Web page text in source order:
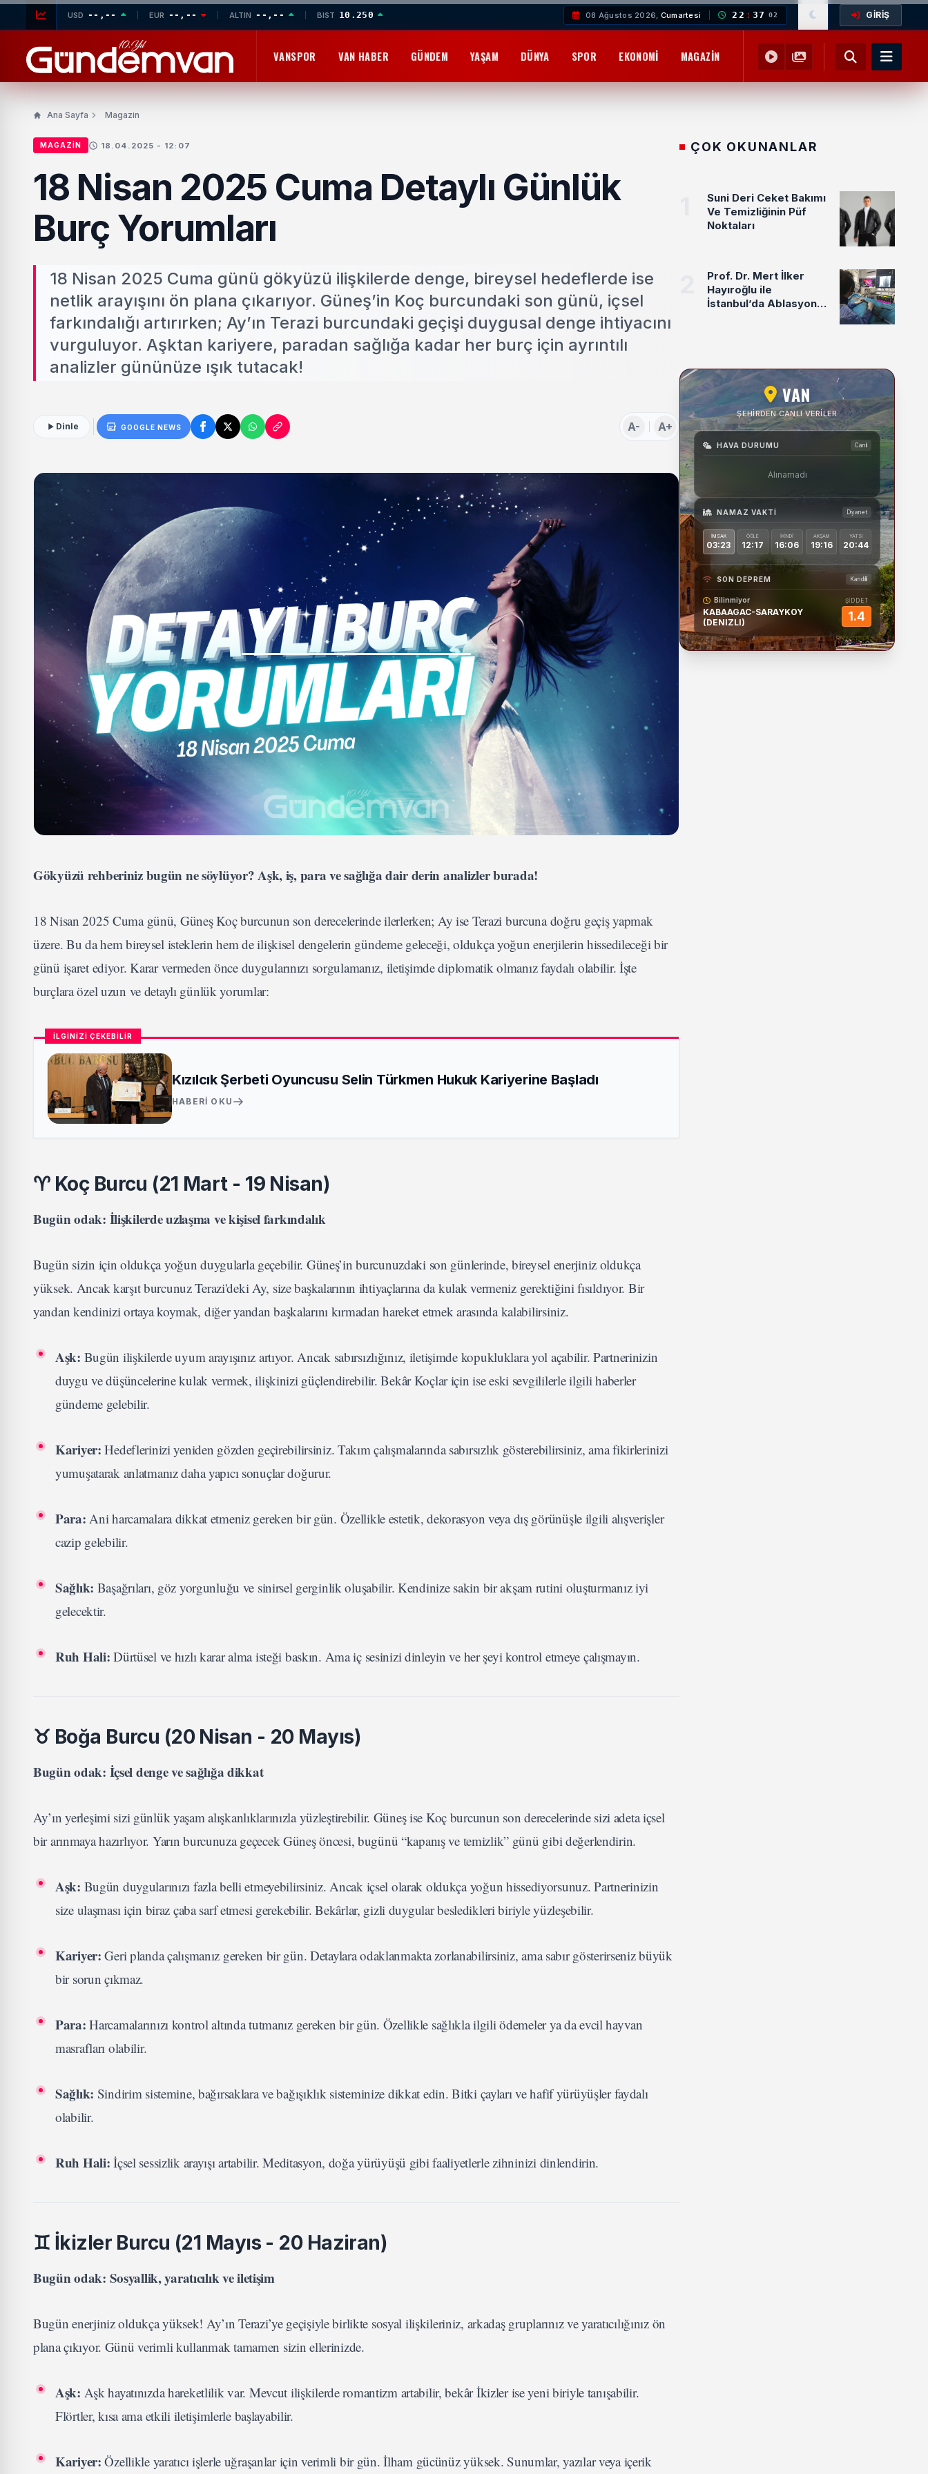
USD --,-- EUR --,-- ALTIN --,-- BIST 10.250 08 Ağustos 2026, Cumartesi 22 : 37 03 GİRİŞ
VANSPOR VAN HABER GÜNDEM YAŞAM DÜNYA SPOR EKONOMI MAGAZIN YEMEK TARIFLERI SAĞLIK
Ana Sayfa Magazin
MAGAZIN 18.04.2025 - 12:07
18 Nisan 2025 Cuma Detaylı Günlük
Burç Yorumları
18 Nisan 2025 Cuma günü gökyüzü ilişkilerde denge, bireysel hedeflerde ise
netlik arayışını ön plana çıkarıyor. Güneş’in Koç burcundaki son günü, içsel
farkındalığı artırırken; Ay’ın Terazi burcundaki geçişi duygusal denge ihtiyacını
vurguluyor. Aşktan kariyere, paradan sağlığa kadar her burç için ayrıntılı
analizler gününüze ışık tutacak!
Dinle GOOGLE NEWS A- A+
Gökyüzü rehberiniz bugün ne söylüyor? Aşk, iş, para ve sağlığa dair derin analizler burada!
18 Nisan 2025 Cuma günü, Güneş Koç burcunun son derecelerinde ilerlerken; Ay ise Terazi burcuna doğru geçiş yapmak
üzere. Bu da hem bireysel isteklerin hem de ilişkisel dengelerin gündeme geleceği, oldukça yoğun enerjilerin hissedileceği bir
günü işaret ediyor. Karar vermeden önce duygularınızı sorgulamanız, iletişimde diplomatik olmanız faydalı olabilir. İşte
burçlara özel uzun ve detaylı günlük yorumlar:
İLGİNİZİ ÇEKEBİLİR
Kızılcık Şerbeti Oyuncusu Selin Türkmen Hukuk Kariyerine Başladı
HABERI OKU
♈ Koç Burcu (21 Mart - 19 Nisan)
Bugün odak: İlişkilerde uzlaşma ve kişisel farkındalık
Bugün sizin için oldukça yoğun duygularla geçebilir. Güneş’in burcunuzdaki son günlerinde, bireysel enerjiniz oldukça
yüksek. Ancak karşıt burcunuz Terazi'deki Ay, size başkalarının ihtiyaçlarına da kulak vermeniz gerektiğini fısıldıyor. Bir
yandan kendinizi ortaya koymak, diğer yandan başkalarını kırmadan hareket etmek arasında kalabilirsiniz.
Aşk: Bugün ilişkilerde uyum arayışınız artıyor. Ancak sabırsızlığınız, iletişimde kopukluklara yol açabilir. Partnerinizin
duygu ve düşüncelerine kulak vermek, ilişkinizi güçlendirebilir. Bekâr Koçlar için ise eski sevgililerle ilgili haberler
gündeme gelebilir.
Kariyer: Hedeflerinizi yeniden gözden geçirebilirsiniz. Takım çalışmalarında sabırsızlık gösterebilirsiniz, ama fikirlerinizi
yumuşatarak anlatmanız daha yapıcı sonuçlar doğurur.
Para: Ani harcamalara dikkat etmeniz gereken bir gün. Özellikle estetik, dekorasyon veya dış görünüşle ilgili alışverişler
cazip gelebilir.
Sağlık: Başağrıları, göz yorgunluğu ve sinirsel gerginlik oluşabilir. Kendinize sakin bir akşam rutini oluşturmanız iyi
gelecektir.
Ruh Hali: Dürtüsel ve hızlı karar alma isteği baskın. Ama iç sesinizi dinleyin ve her şeyi kontrol etmeye çalışmayın.
♉ Boğa Burcu (20 Nisan - 20 Mayıs)
Bugün odak: İçsel denge ve sağlığa dikkat
Ay’ın yerleşimi sizi günlük yaşam alışkanlıklarınızla yüzleştirebilir. Güneş ise Koç burcunun son derecelerinde sizi adeta içsel
bir arınmaya hazırlıyor. Yarın burcunuza geçecek Güneş öncesi, bugünü “kapanış ve temizlik” günü gibi değerlendirin.
Aşk: Bugün duygularınızı fazla belli etmeyebilirsiniz. Ancak içsel olarak oldukça yoğun hissediyorsunuz. Partnerinizin
size ulaşması için biraz çaba sarf etmesi gerekebilir. Bekârlar, gizli duygular besledikleri biriyle yüzleşebilir.
Kariyer: Geri planda çalışmanız gereken bir gün. Detaylara odaklanmakta zorlanabilirsiniz, ama sabır gösterirseniz büyük
bir sorun çıkmaz.
Para: Harcamalarınızı kontrol altında tutmanız gereken bir gün. Özellikle sağlıkla ilgili ödemeler ya da evcil hayvan
masrafları olabilir.
Sağlık: Sindirim sistemine, bağırsaklara ve bağışıklık sisteminize dikkat edin. Bitki çayları ve hafif yürüyüşler faydalı
olabilir.
Ruh Hali: İçsel sessizlik arayışı artabilir. Meditasyon, doğa yürüyüşü gibi faaliyetlerle zihninizi dinlendirin.
♊ İkizler Burcu (21 Mayıs - 20 Haziran)
Bugün odak: Sosyallik, yaratıcılık ve iletişim
Bugün enerjiniz oldukça yüksek! Ay’ın Terazi’ye geçişiyle birlikte sosyal ilişkileriniz, arkadaş gruplarınız ve yaratıcılığınız ön
plana çıkıyor. Günü verimli kullanmak tamamen sizin ellerinizde.
Aşk: Aşk hayatınızda hareketlilik var. Mevcut ilişkilerde romantizm artabilir, bekâr İkizler ise yeni biriyle tanışabilir.
Flörtler, kısa ama etkili iletişimlerle başlayabilir.
Kariyer: Özellikle yaratıcı işlerle uğraşanlar için verimli bir gün. İlham gücünüz yüksek. Sunumlar, yazılar veya içerik
ÇOK OKUNANLAR
Suni Deri Ceket Bakımı
Ve Temizliğinin Püf
Noktaları
Prof. Dr. Mert İlker
Hayıroğlu ile
İstanbul’da Ablasyon
VAN
ŞEHIRDEN CANLI VERILER
HAVA DURUMU Canlı
Alınamadı
NAMAZ VAKTI Diyanet
İMSAK
03:23
ÖĞLE
12:17
İKINDI
16:06
AKŞAM
19:16
YATSI
20:44
SON DEPREM Kandilli
Bilinmiyor
KABAAGAC-SARAYKOY
(DENIZLI)
ŞİDDET
1.4